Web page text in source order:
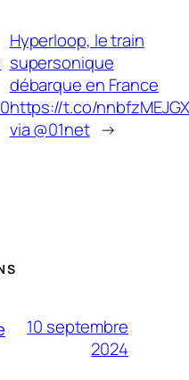
Hyperloop, le train
supersonique
débarque en France
https://t.co/nnbfzMEJGX
via @01net →
10 septembre
2024